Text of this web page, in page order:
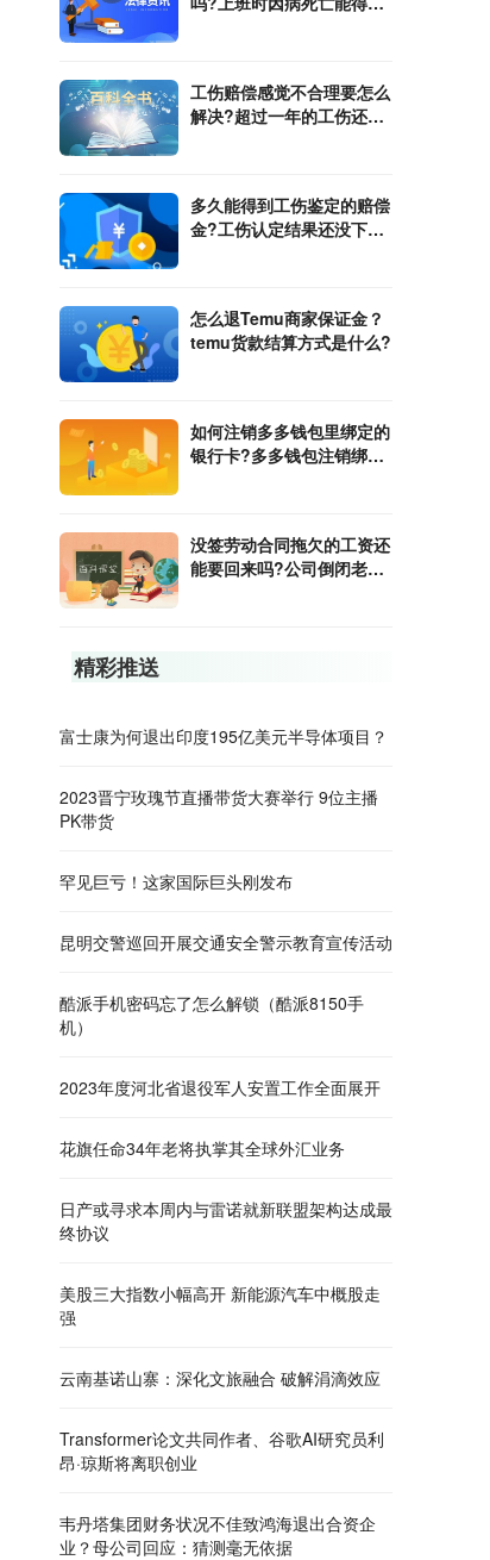
工伤赔偿感觉不合理要怎么
解决?超过一年的工伤还能
多久能得到工伤鉴定的赔偿
金?工伤认定结果还没下来
怎么退Temu商家保证金？
temu货款结算方式是什么?
如何注销多多钱包里绑定的
银行卡?多多钱包注销绑定
没签劳动合同拖欠的工资还
能要回来吗?公司倒闭老板
精彩推送
富士康为何退出印度195亿美元半导体项目？
2023晋宁玫瑰节直播带货大赛举行 9位主播
PK带货
罕见巨亏！这家国际巨头刚发布
昆明交警巡回开展交通安全警示教育宣传活动
酷派手机密码忘了怎么解锁（酷派8150手
机）
2023年度河北省退役军人安置工作全面展开
花旗任命34年老将执掌其全球外汇业务
日产或寻求本周内与雷诺就新联盟架构达成最
终协议
美股三大指数小幅高开 新能源汽车中概股走
强
云南基诺山寨：深化文旅融合 破解涓滴效应
Transformer论文共同作者、谷歌AI研究员利
昂·琼斯将离职创业
韦丹塔集团财务状况不佳致鸿海退出合资企
业？母公司回应：猜测毫无依据